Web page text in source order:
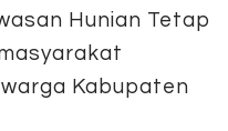
Hunian Tetap
Kabupaten